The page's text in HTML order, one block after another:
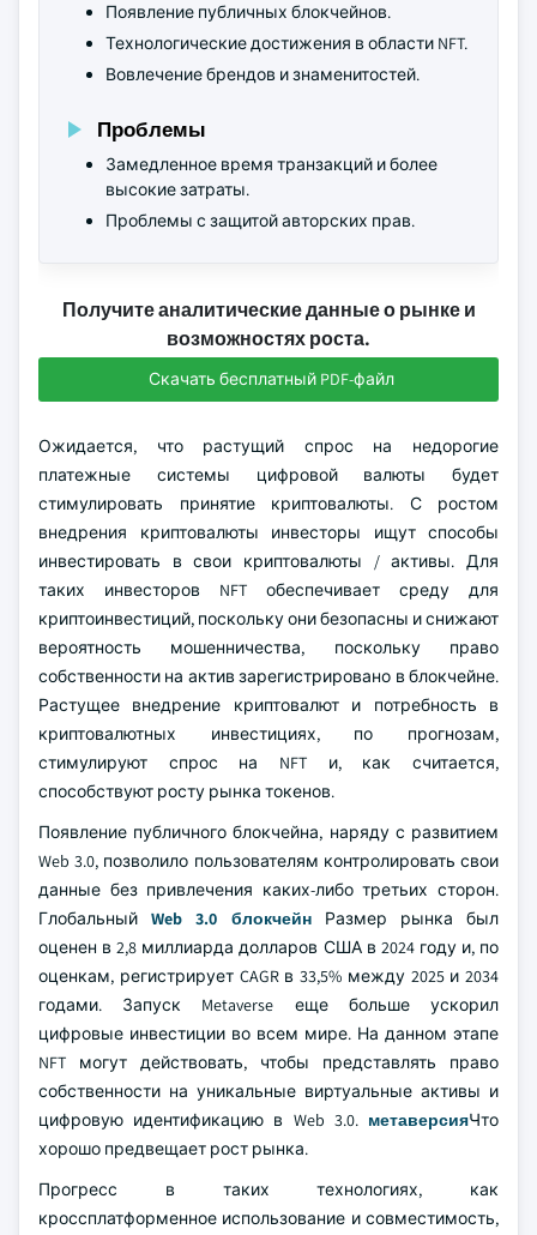
Появление публичных блокчейнов.
Технологические достижения в области NFT.
Вовлечение брендов и знаменитостей.
Проблемы
Замедленное время транзакций и более
высокие затраты.
Проблемы с защитой авторских прав.
Получите аналитические данные о рынке и
возможностях роста.
Скачать бесплатный PDF-файл
Ожидается, что растущий спрос на недорогие
платежные системы цифровой валюты будет
стимулировать принятие криптовалюты. С ростом
внедрения криптовалюты инвесторы ищут способы
инвестировать в свои криптовалюты / активы. Для
таких инвесторов NFT обеспечивает среду для
криптоинвестиций, поскольку они безопасны и снижают
вероятность мошенничества, поскольку право
собственности на актив зарегистрировано в блокчейне.
Растущее внедрение криптовалют и потребность в
криптовалютных инвестициях, по прогнозам,
стимулируют спрос на NFT и, как считается,
способствуют росту рынка токенов.
Появление публичного блокчейна, наряду с развитием
Web 3.0, позволило пользователям контролировать свои
данные без привлечения каких-либо третьих сторон.
ГлобальныйWeb 3.0 блокчейнРазмер рынка был
оценен в 2,8 миллиарда долларов США в 2024 году и, по
оценкам, регистрирует CAGR в 33,5% между 2025 и 2034
годами. Запуск Metaverse еще больше ускорил
цифровые инвестиции во всем мире. На данном этапе
NFT могут действовать, чтобы представлять право
собственности на уникальные виртуальные активы и
цифровую идентификацию в Web 3.0. метаверсияЧто
хорошо предвещает рост рынка.
Прогресс в таких технологиях, как
кроссплатформенное использование и совместимость,